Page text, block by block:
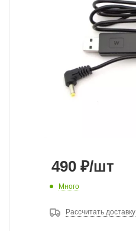
490 ₽/шт
Много
Рассчитать доставку